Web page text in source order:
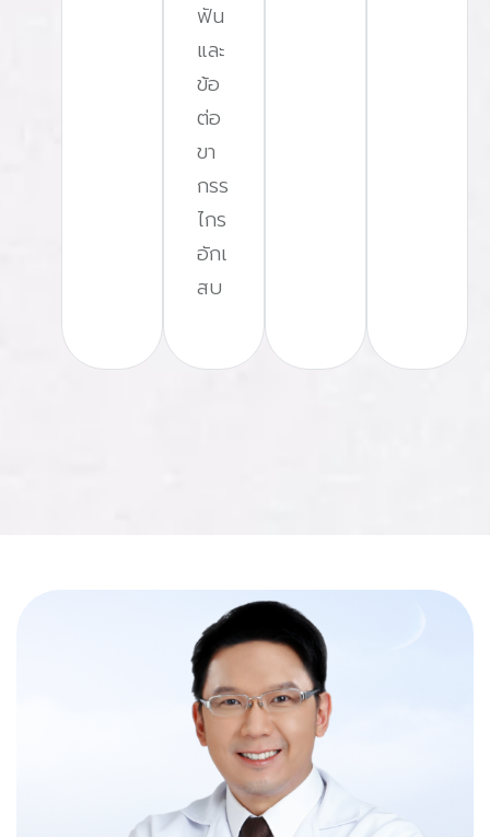
ฟัน
และ
ข้อ
ต่อ
ขา
กรร
ไกร
อักเ
สบ